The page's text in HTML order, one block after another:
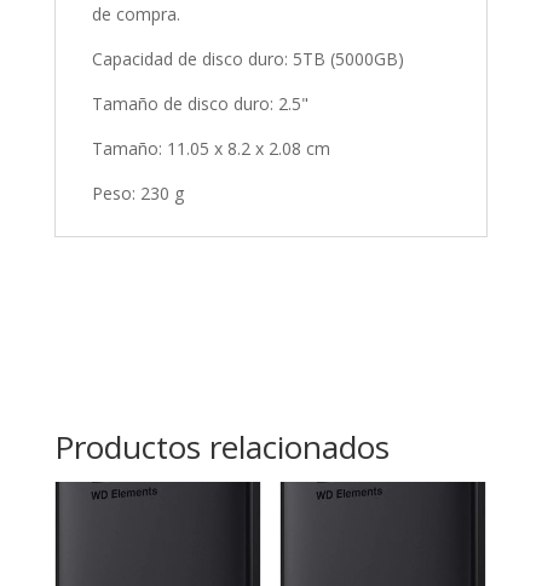
de compra.
Capacidad de disco duro: 5TB (5000GB)
Tamaño de disco duro: 2.5"
Tamaño: 11.05 x 8.2 x 2.08 cm
Peso: 230 g
Productos relacionados